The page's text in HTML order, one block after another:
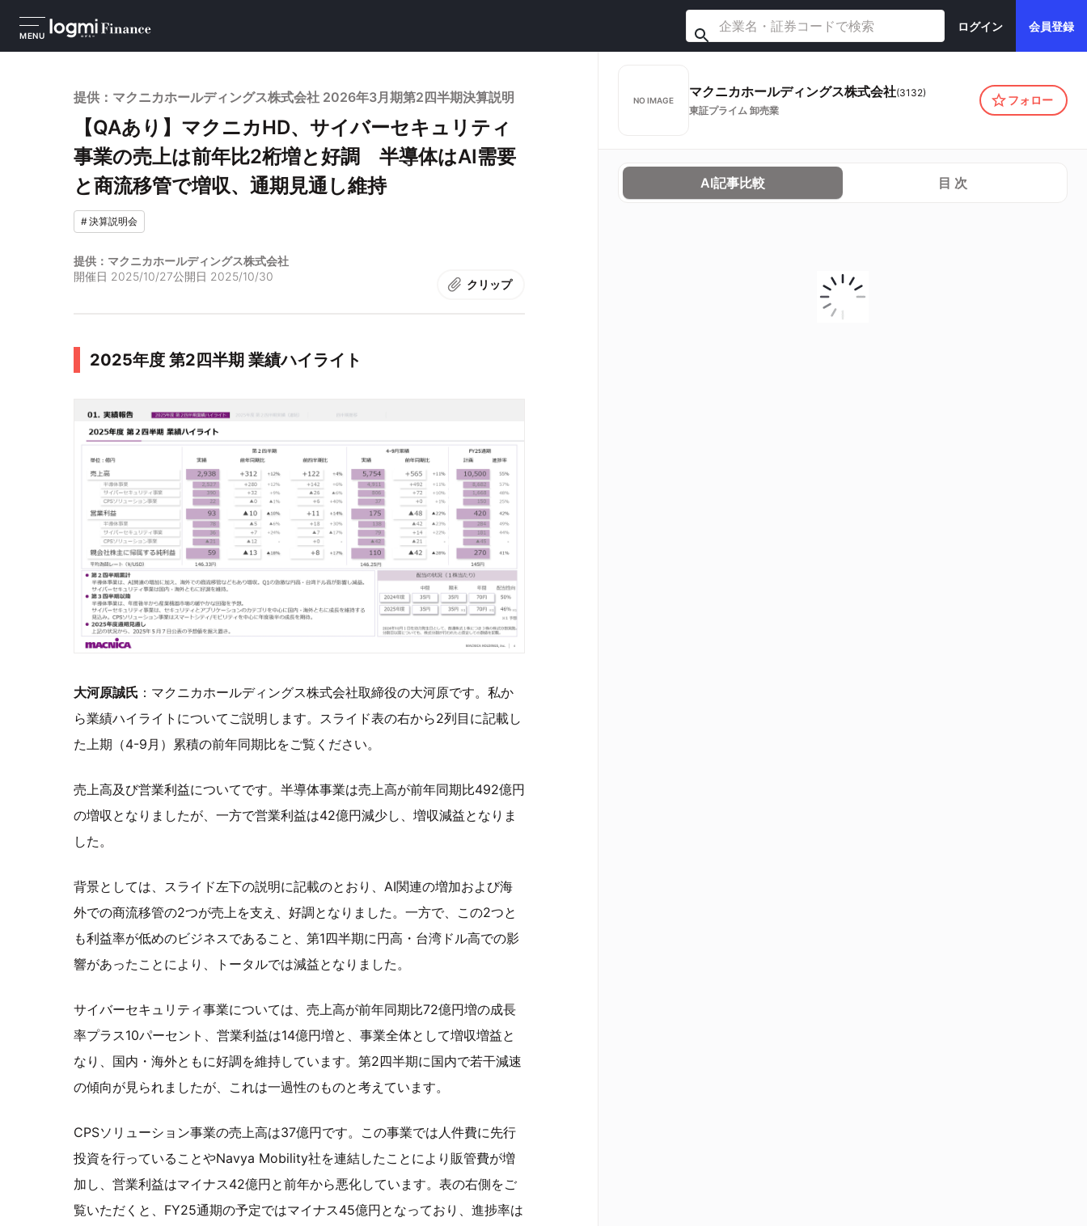
MENU
ログイン 会員登録
提供：マクニカホールディングス株式会社 2026年3月期第2四半期決算説明
【QAあり】マクニカHD、サイバーセキュリティ
事業の売上は前年比2桁増と好調 半導体はAI需要
と商流移管で増収、通期見通し維持
#決算説明会
提供：マクニカホールディングス株式会社
開催日 2025/10/27公開日 2025/10/30
クリップ
2025年度 第2四半期 業績ハイライト
大河原誠氏 ：マクニカホールディングス株式会社取締役の大河原です。私か
ら業績ハイライトについてご説明します。スライド表の右から2列目に記載し
た上期（4-9月）累積の前年同期比をご覧ください。
売上高及び営業利益についてです。半導体事業は売上高が前年同期比492億円
の増収となりましたが、一方で営業利益は42億円減少し、増収減益となりま
した。
背景としては、スライド左下の説明に記載のとおり、AI関連の増加および海
外での商流移管の2つが売上を支え、好調となりました。一方で、この2つと
も利益率が低めのビジネスであること、第1四半期に円高・台湾ドル高での影
響があったことにより、トータルでは減益となりました。
サイバーセキュリティ事業については、売上高が前年同期比72億円増の成長
率プラス10パーセント、営業利益は14億円増と、事業全体として増収増益と
なり、国内・海外ともに好調を維持しています。第2四半期に国内で若干減速
の傾向が見られましたが、これは一過性のものと考えています。
CPSソリューション事業の売上高は37億円です。この事業では人件費に先行
投資を行っていることやNavya Mobility社を連結したことにより販管費が増
加し、営業利益はマイナス42億円と前年から悪化しています。表の右側をご
覧いただくと、FY25通期の予定ではマイナス45億円となっており、進捗率は
NO IMAGE
マクニカホールディングス株式会社(3132)
東証プライム 卸売業
フォロー
AI記事比較 目 次